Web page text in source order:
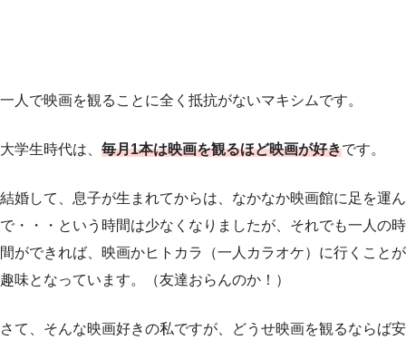
一人で映画を観ることに全く抵抗がないマキシムです。
大学生時代は、 毎月1本は映画を観るほど映画が好きです。
結婚して、息子が生まれてからは、なかなか映画館に足を運ん
で・・・という時間は少なくなりましたが、それでも一人の時
間ができれば、映画かヒトカラ（一人カラオケ）に行くことが
趣味となっています。（友達おらんのか！）
さて、そんな映画好きの私ですが、どうせ映画を観るならば安